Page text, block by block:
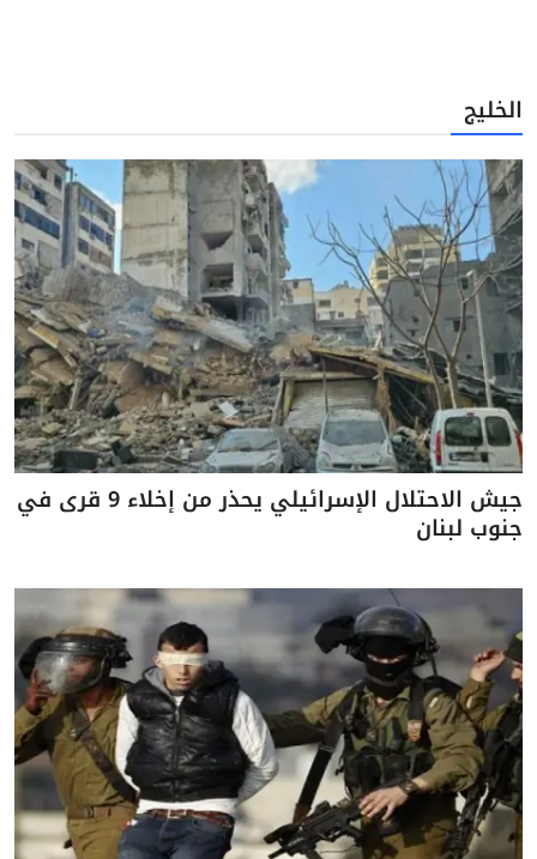
الخليج
جيش الاحتلال الإسرائيلي يحذر من إخلاء 9 قرى في
جنوب لبنان